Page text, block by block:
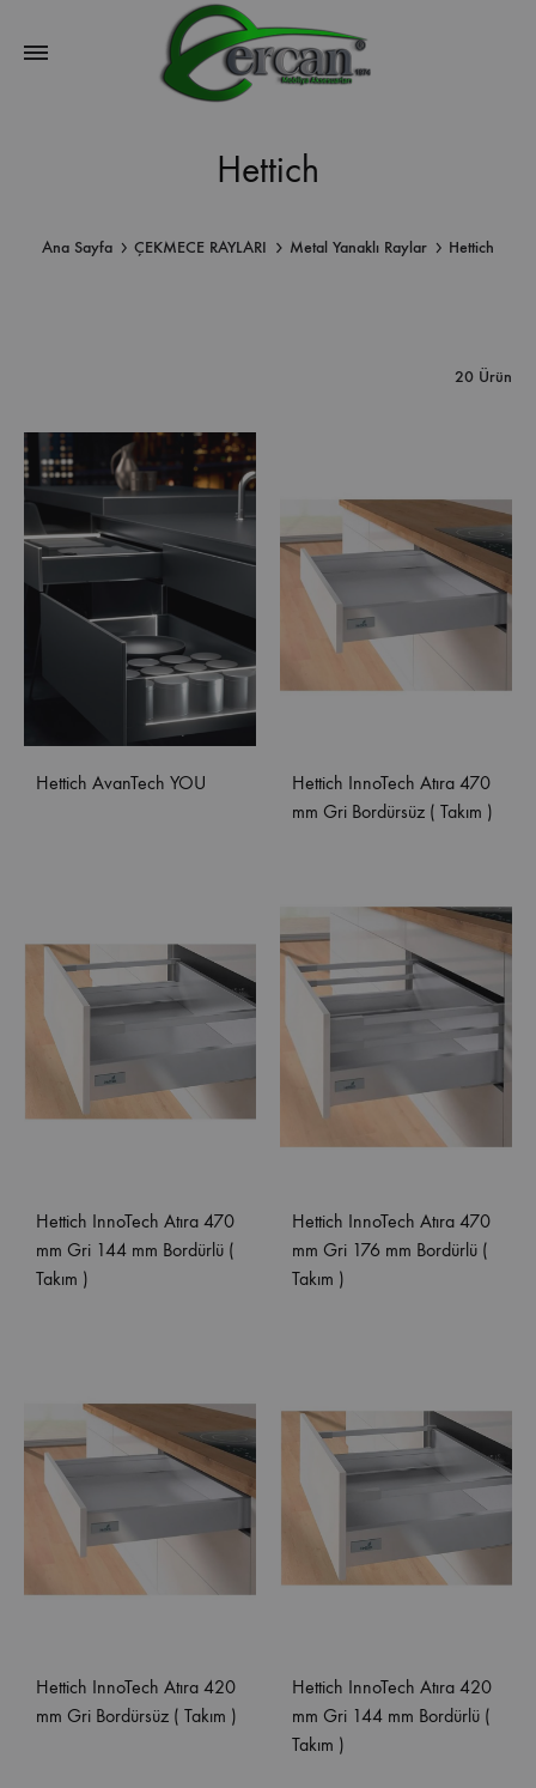
Hettich
Ana Sayfa ÇEKMECE RAYLARI Metal Yanaklı Raylar Hettich
20 Ürün
Hettich AvanTech YOU
Hettich InnoTech Atıra 470
mm Gri Bordürsüz ( Takım )
Hettich InnoTech Atıra 470
mm Gri 144 mm Bordürlü (
Takım )
Hettich InnoTech Atıra 470
mm Gri 176 mm Bordürlü (
Takım )
Hettich InnoTech Atıra 420
mm Gri Bordürsüz ( Takım )
Hettich InnoTech Atıra 420
mm Gri 144 mm Bordürlü (
Takım )